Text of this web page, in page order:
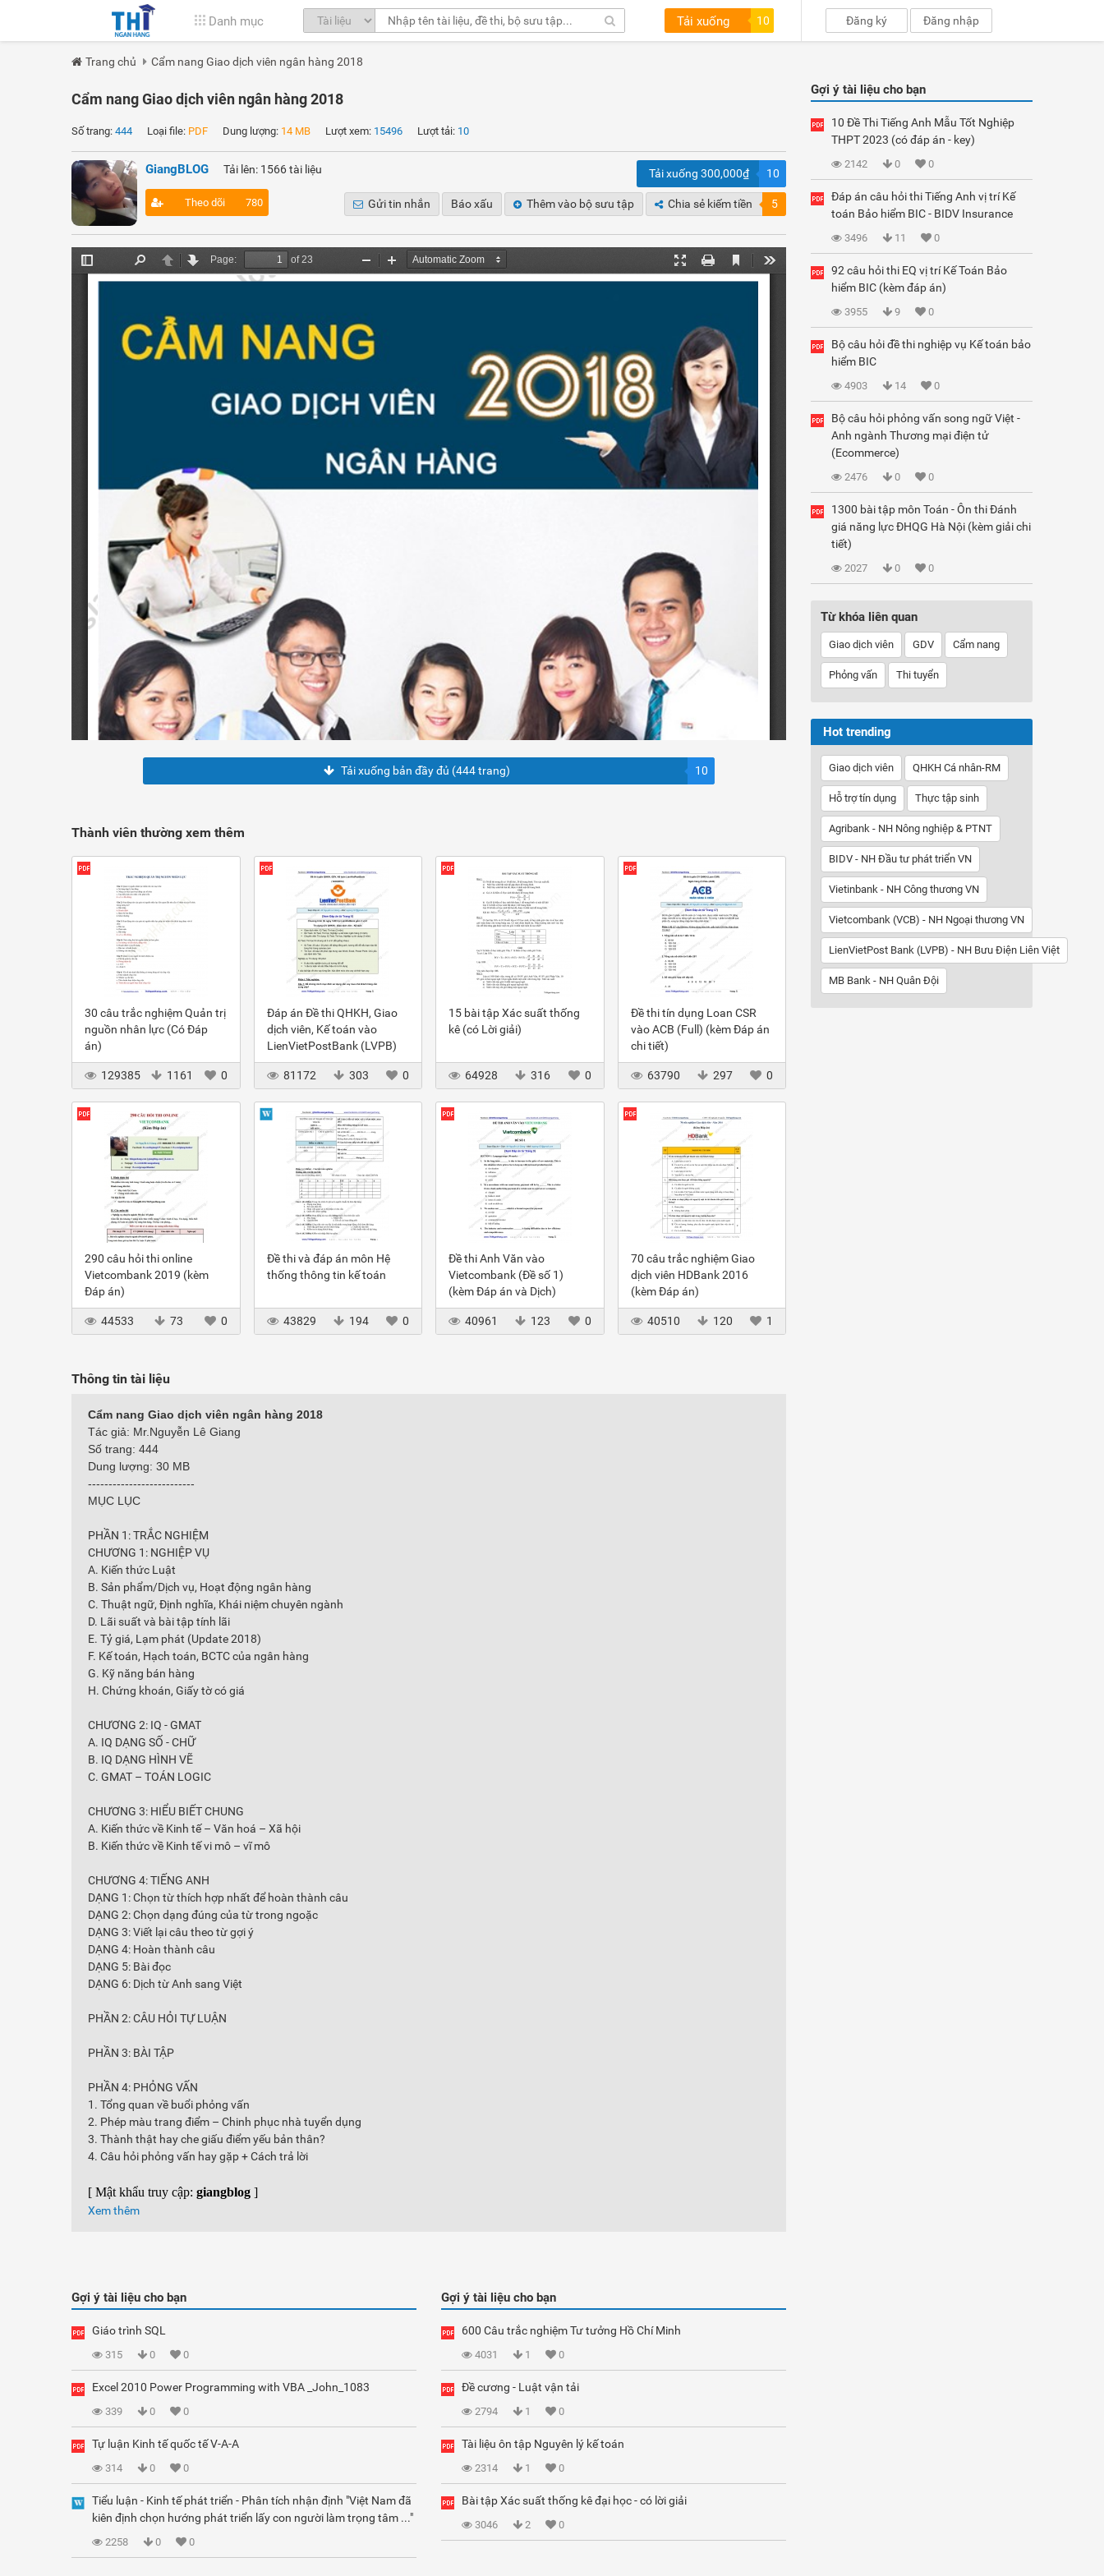
Danh mục Tải xuống 10 Đăng ký Đăng nhập
Trang chủ Cẩm nang Giao dịch viên ngân hàng 2018
Cẩm nang Giao dịch viên ngân hàng 2018
Số trang: 444 Loại file: PDF Dung lượng: 14 MB Lượt xem: 15496 Lượt tải: 10
GiangBLOG Tải lên: 1566 tài liệu
Theo dõi 780
Tải xuống 300,000₫ 10
Gửi tin nhắn Báo xấu Thêm vào bộ sưu tập Chia sẻ kiếm tiền 5
Tải xuống bản đầy đủ (444 trang) 10
Thành viên thường xem thêm
30 câu trắc nghiệm Quản trị
nguồn nhân lực (Có Đáp
án)
129385 1161 0
Đáp án Đề thi QHKH, Giao
dịch viên, Kế toán vào
LienVietPostBank (LVPB)
2012
81172
303 0
15 bài tập Xác suất thống
kê (có Lời giải)
64928 316 0
Đề thi tín dụng Loan CSR
vào ACB (Full) (kèm Đáp án
chi tiết)
63790 297 0
290 câu hỏi thi online
Vietcombank 2019 (kèm
Đáp án)
44533 73 0
Đề thi và đáp án môn Hệ
thống thông tin kế toán
43829 194 0
Đề thi Anh Văn vào
Vietcombank (Đề số 1)
(kèm Đáp án và Dịch)
40961 123 0
70 câu trắc nghiệm Giao
dịch viên HDBank 2016
(kèm Đáp án)
40510 120 1
Thông tin tài liệu
Cẩm nang Giao dịch viên ngân hàng 2018
Tác giả: Mr.Nguyễn Lê Giang
Số trang: 444
Dung lượng: 30 MB
--------------------------
MỤC LỤC
PHẦN 1: TRẮC NGHIỆM
CHƯƠNG 1: NGHIỆP VỤ
A. Kiến thức Luật
B. Sản phẩm/Dịch vụ, Hoạt động ngân hàng
C. Thuật ngữ, Định nghĩa, Khái niệm chuyên ngành
D. Lãi suất và bài tập tính lãi
E. Tỷ giá, Lạm phát (Update 2018)
F. Kế toán, Hạch toán, BCTC của ngân hàng
G. Kỹ năng bán hàng
H. Chứng khoán, Giấy tờ có giá
CHƯƠNG 2: IQ - GMAT
A. IQ DẠNG SỐ - CHỮ
B. IQ DẠNG HÌNH VẼ
C. GMAT – TOÁN LOGIC
CHƯƠNG 3: HIỂU BIẾT CHUNG
A. Kiến thức về Kinh tế – Văn hoá – Xã hội
B. Kiến thức về Kinh tế vi mô – vĩ mô
CHƯƠNG 4: TIẾNG ANH
DẠNG 1: Chọn từ thích hợp nhất để hoàn thành câu
DẠNG 2: Chọn dạng đúng của từ trong ngoặc
DẠNG 3: Viết lại câu theo từ gợi ý
DẠNG 4: Hoàn thành câu
DẠNG 5: Bài đọc
DẠNG 6: Dịch từ Anh sang Việt
PHẦN 2: CÂU HỎI TỰ LUẬN
PHẦN 3: BÀI TẬP
PHẦN 4: PHỎNG VẤN
1. Tổng quan về buổi phỏng vấn
2. Phép màu trang điểm – Chinh phục nhà tuyển dụng
3. Thành thật hay che giấu điểm yếu bản thân?
4. Câu hỏi phỏng vấn hay gặp + Cách trả lời
[ Mật khẩu truy cập: giangblog ]
Xem thêm
Gợi ý tài liệu cho bạn
Giáo trình SQL
315 0 0
Excel 2010 Power Programming with VBA _John_1083
339 0 0
Tự luận Kinh tế quốc tế V-A-A
314 0 0
Tiểu luận - Kinh tế phát triển - Phân tích nhận định "Việt Nam đã
kiên định chọn hướng phát triển lấy con người làm trọng tâm ..."
2258 0 0
Gợi ý tài liệu cho bạn
600 Câu trắc nghiệm Tư tưởng Hồ Chí Minh
4031 1 0
Đề cương - Luật vận tải
2794 1 0
Tài liệu ôn tập Nguyên lý kế toán
2314 1 0
Bài tập Xác suất thống kê đại học - có lời giải
3046 2 0
Gợi ý tài liệu cho bạn
10 Đề Thi Tiếng Anh Mẫu Tốt Nghiệp
THPT 2023 (có đáp án - key)
2142 0 0
Đáp án câu hỏi thi Tiếng Anh vị trí Kế
toán Bảo hiểm BIC - BIDV Insurance
3496 11 0
92 câu hỏi thi EQ vị trí Kế Toán Bảo
hiểm BIC (kèm đáp án)
3955 9 0
Bộ câu hỏi đề thi nghiệp vụ Kế toán bảo
hiểm BIC
4903 14 0
Bộ câu hỏi phỏng vấn song ngữ Việt -
Anh ngành Thương mại điện tử
(Ecommerce)
2476 0 0
1300 bài tập môn Toán - Ôn thi Đánh
giá năng lực ĐHQG Hà Nội (kèm giải chi
tiết)
2027 0 0
Từ khóa liên quan
Giao dịch viên GDV Cẩm nang
Phỏng vấn Thi tuyển
Hot trending
Giao dịch viên QHKH Cá nhân-RM
Hỗ trợ tín dụng Thực tập sinh
Agribank - NH Nông nghiệp & PTNT
BIDV - NH Đầu tư phát triển VN
Vietinbank - NH Công thương VN
Vietcombank (VCB) - NH Ngoại thương VN
LienVietPost Bank (LVPB) - NH Bưu Điện Liên Việt
MB Bank - NH Quân Đội